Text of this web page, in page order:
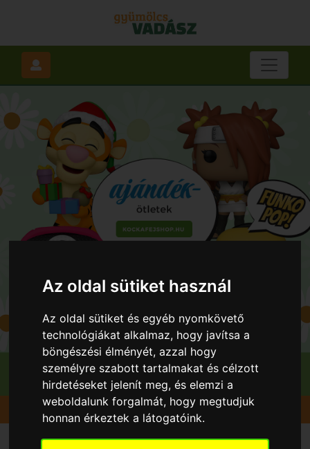
Az oldal sütiket használ
Az oldal sütiket és egyéb nyomkövető
technológiákat alkalmaz, hogy javítsa a
böngészési élményét, azzal hogy
személyre szabott tartalmakat és célzott
hirdetéseket jelenít meg, és elemzi a
weboldalunk forgalmát, hogy megtudjuk
honnan érkeztek a látogatóink.
Gyümölcsök Körte Clapp kedveltje